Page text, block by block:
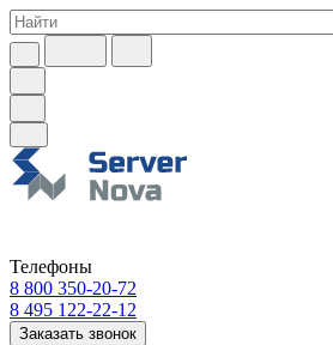
Телефоны
8 800 350-20-72
8 495 122-22-12
Заказать звонок